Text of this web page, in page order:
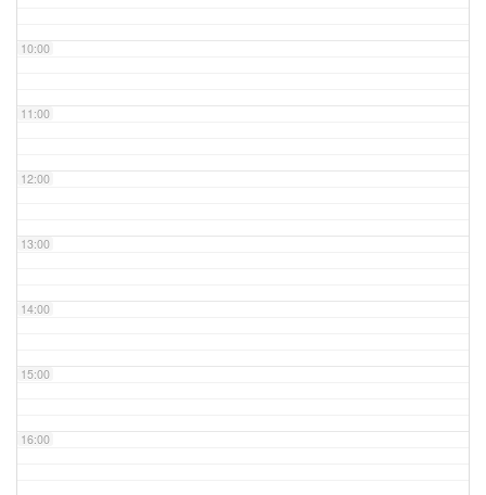
10:00
11:00
12:00
13:00
14:00
15:00
16:00